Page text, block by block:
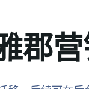
郡